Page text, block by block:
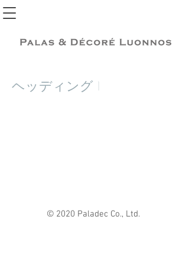
ヘッディング 1
© 2020 Paladec Co., Ltd.